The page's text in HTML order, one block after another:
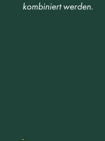
kombiniert werden.